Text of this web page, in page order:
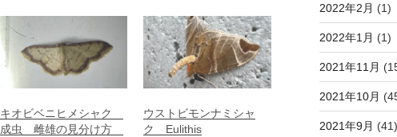
キオビベニヒメシャク
成虫 雌雄の見分け方
ウストビモンナミシャ
ク Eulithis
2022年2月 (1)
2022年1月 (1)
2021年11月
2021年10月
2021年9月 (41)